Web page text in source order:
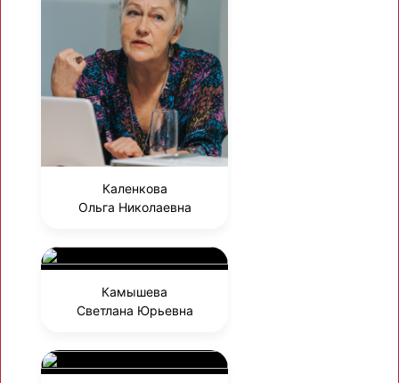
Каленкова
Ольга Николаевна
Камышева
Светлана Юрьевна